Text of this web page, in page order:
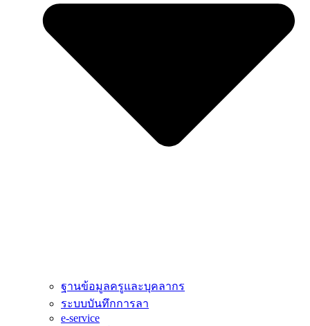
ฐานข้อมูลครูและบุคลากร
ระบบบันทึกการลา
e-service